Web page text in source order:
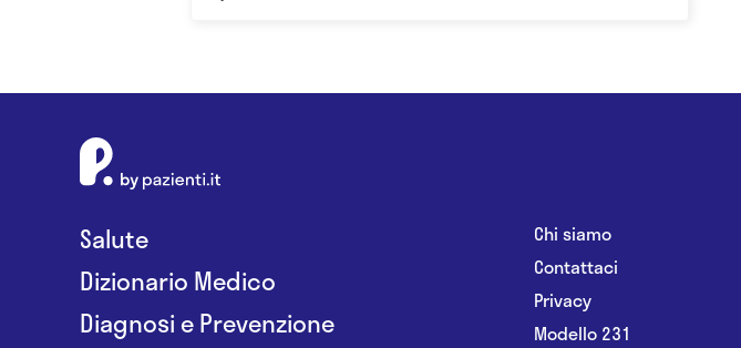
Salute
Dizionario Medico
Diagnosi e Prevenzione
Chi siamo
Contattaci
Privacy
Modello 231